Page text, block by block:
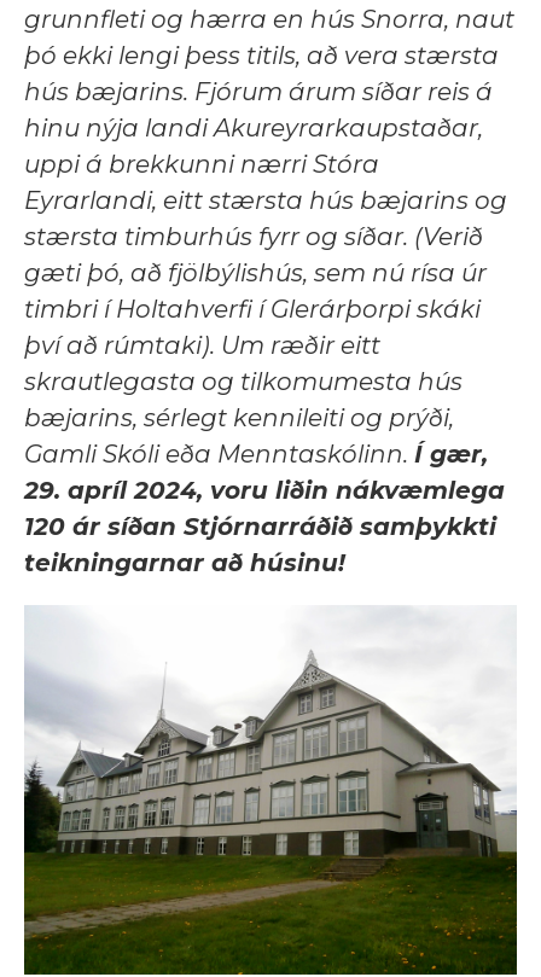
grunnfleti og hærra en hús Snorra, naut
þó ekki lengi þess titils, að vera stærsta
hús bæjarins. Fjórum árum síðar reis á
hinu nýja landi Akureyrarkaupstaðar,
uppi á brekkunni nærri Stóra
Eyrarlandi, eitt stærsta hús bæjarins og
stærsta timburhús fyrr og síðar. (Verið
gæti þó, að fjölbýlishús, sem nú rísa úr
timbri í Holtahverfi í Glerárþorpi skáki
því að rúmtaki). Um ræðir eitt
skrautlegasta og tilkomumesta hús
bæjarins, sérlegt kennileiti og prýði,
Gamli Skóli eða Menntaskólinn. Í gær,
29. apríl 2024, voru liðin nákvæmlega
120 ár síðan Stjórnarráðið samþykkti
teikningarnar að húsinu!